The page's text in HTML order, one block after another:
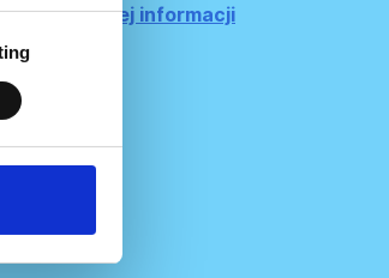
więcej informacji